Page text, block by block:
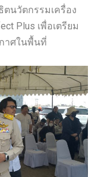
นวัตกรรมเครื่อง
Plus เพื่อเตรียม
าศในพื้นที่